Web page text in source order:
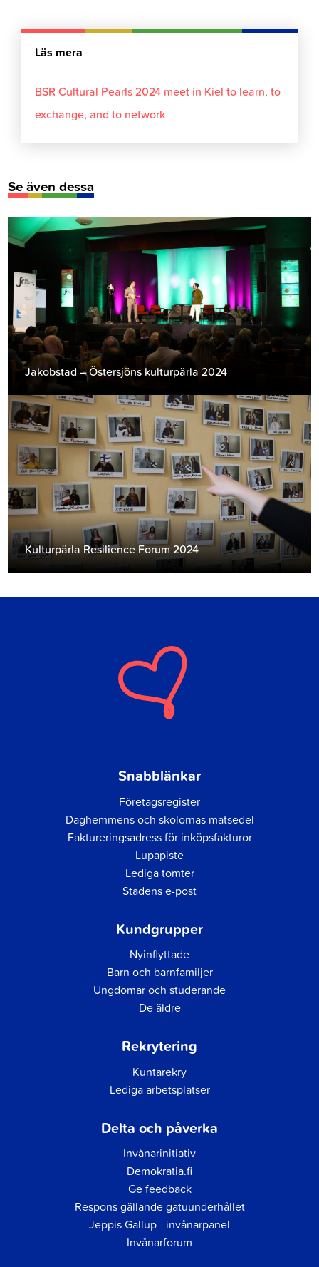
Läs mera
BSR Cultural Pearls 2024 meet in Kiel to learn, to
exchange, and to network
Se även dessa
Jakobstad – Östersjöns kulturpärla 2024
Kulturpärla Resilience Forum 2024
Snabblänkar
Företagsregister
Daghemmens och skolornas matsedel
Faktureringsadress för inköpsfakturor
Lupapiste
Lediga tomter
Stadens e-post
Kundgrupper
Nyinflyttade
Barn och barnfamiljer
Ungdomar och studerande
De äldre
Rekrytering
Kuntarekry
Lediga arbetsplatser
Delta och påverka
Invånarinitiativ
Demokratia.fi
Ge feedback
Respons gällande gatuunderhållet
Jeppis Gallup - invånarpanel
Invånarforum